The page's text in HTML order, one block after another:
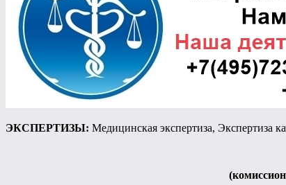
ЭКСПЕРТИЗЫ: Медицинская экспертиза, Экспертиза